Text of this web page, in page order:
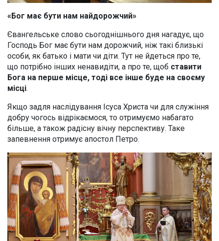
«Бог має бути нам найдорожчий»
Євангельське слово сьогоднішнього дня нагадує, що
Господь Бог має бути нам дорожчий, ніж такі близькі
особи, як батько і мати чи діти. Тут не йдеться про те,
що потрібно інших ненавидіти, а про те, щоб ставити
Бога на перше місце, тоді все інше буде на своєму
місці.
Якщо задля наслідування Ісуса Христа чи для служіння
добру чогось відрікаємося, то отримуємо набагато
більше, а також радісну вічну перспективу. Таке
запевнення отримує апостол Петро.